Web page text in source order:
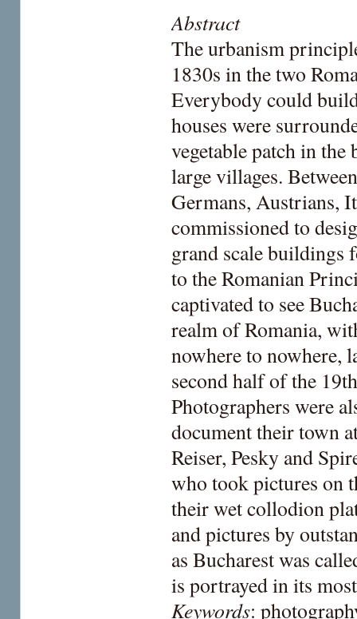
Abstract
The urbanism
1830s in the two
Everybody could
houses were
vegetable patch in
large villages.
Germans, Austrians,
commissioned to
grand scale buildings
to the Romanian
captivated to see
realm of Romania,
nowhere to nowhere,
second half of the
Photographers were
document their town
Reiser, Pesky and
who took pictures on
their wet collodion
and pictures by
as Bucharest was
is portrayed in its
Keywords: